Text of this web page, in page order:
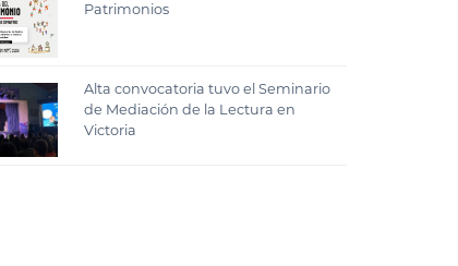
Patrimonios
Alta convocatoria tuvo el Seminario
de Mediación de la Lectura en
Victoria